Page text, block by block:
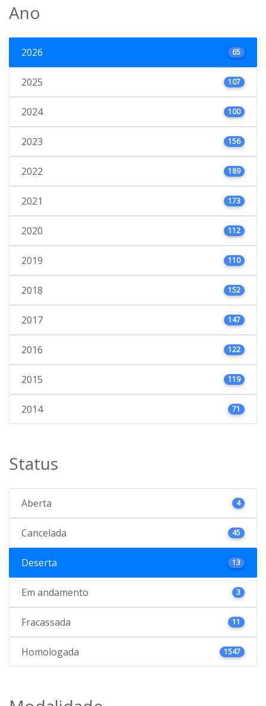
Ano
2026 65
2025 107
2024 100
2023 156
2022 189
2021 173
2020 112
2019 110
2018 152
2017 147
2016 122
2015 119
2014 71
Status
Aberta 4
Cancelada 45
Deserta 13
Em andamento 3
Fracassada 11
Homologada 1547